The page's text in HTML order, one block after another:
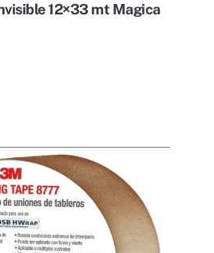
12×33 mt Magica